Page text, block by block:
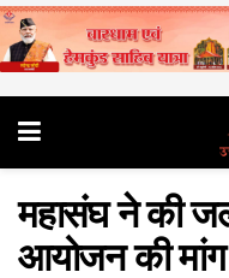
महासंघ ने की
आयोजन की मांग